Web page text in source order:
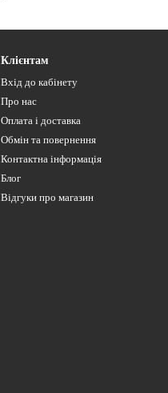
Клієнтам
Вхід до кабінету
Про нас
Оплата і доставка
Обмін та повернення
Контактна інформація
Блог
Відгуки про магазин